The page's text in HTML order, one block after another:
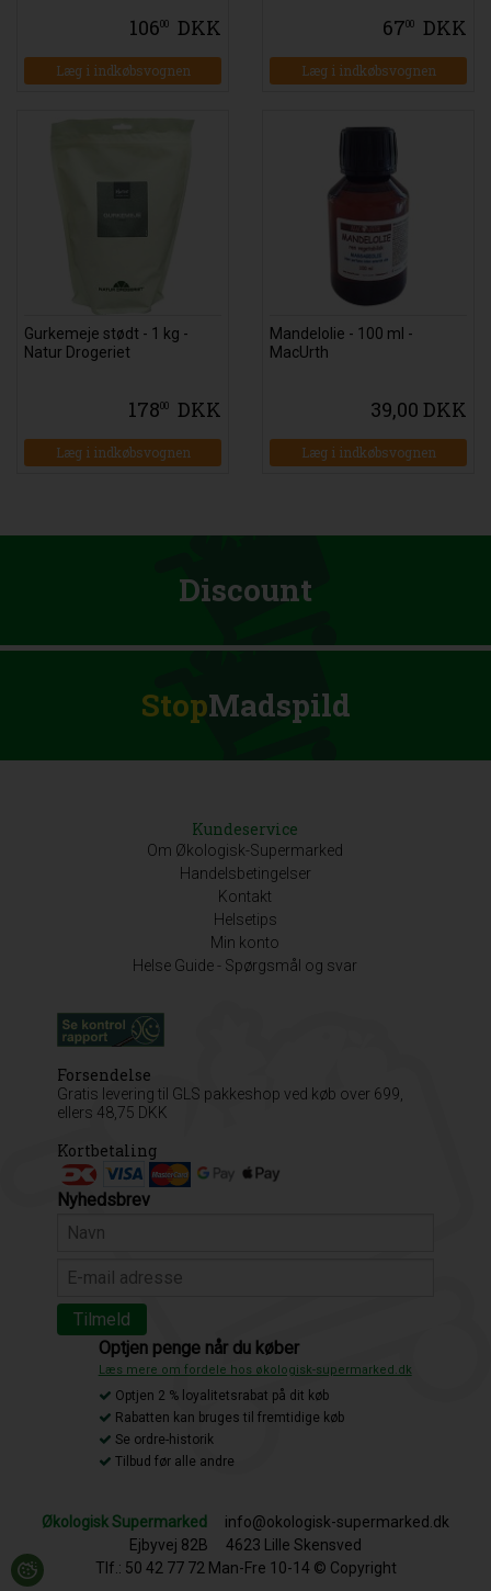
10600 DKK
Læg i indkøbsvognen
6700 DKK
Læg i indkøbsvognen
Gurkemeje stødt - 1 kg -
Natur Drogeriet
17800 DKK
Læg i indkøbsvognen
Mandelolie - 100 ml -
MacUrth
39,00 DKK
Læg i indkøbsvognen
Discount
StopMadspild
Kundeservice
Om Økologisk-Supermarked
Handelsbetingelser
Kontakt
Helsetips
Min konto
Helse Guide - Spørgsmål og svar
Forsendelse
Gratis levering til GLS pakkeshop ved køb over 699,
ellers 48,75 DKK
Kortbetaling
Nyhedsbrev
Optjen penge når du køber
Læs mere om fordele hos økologisk-supermarked.dk
Optjen 2 % loyalitetsrabat på dit køb
Rabatten kan bruges til fremtidige køb
Se ordre-historik
Tilbud før alle andre
Økologisk Supermarked
info@okologisk-supermarked.dk
Ejbyvej 82B
4623 Lille Skensved
Tlf.: 50 42 77 72 Man-Fre 10-14 © Copyright